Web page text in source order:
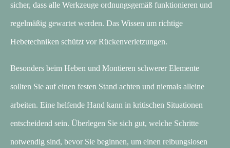
sicher, dass alle Werkzeuge ordnungsgemäß funktionieren und
regelmäßig gewartet werden. Das Wissen um richtige
Hebetechniken schützt vor Rückenverletzungen.
Besonders beim Heben und Montieren schwerer Elemente
sollten Sie auf einen festen Stand achten und niemals alleine
arbeiten. Eine helfende Hand kann in kritischen Situationen
entscheidend sein. Überlegen Sie sich gut, welche Schritte
notwendig sind, bevor Sie beginnen, um einen reibungslosen